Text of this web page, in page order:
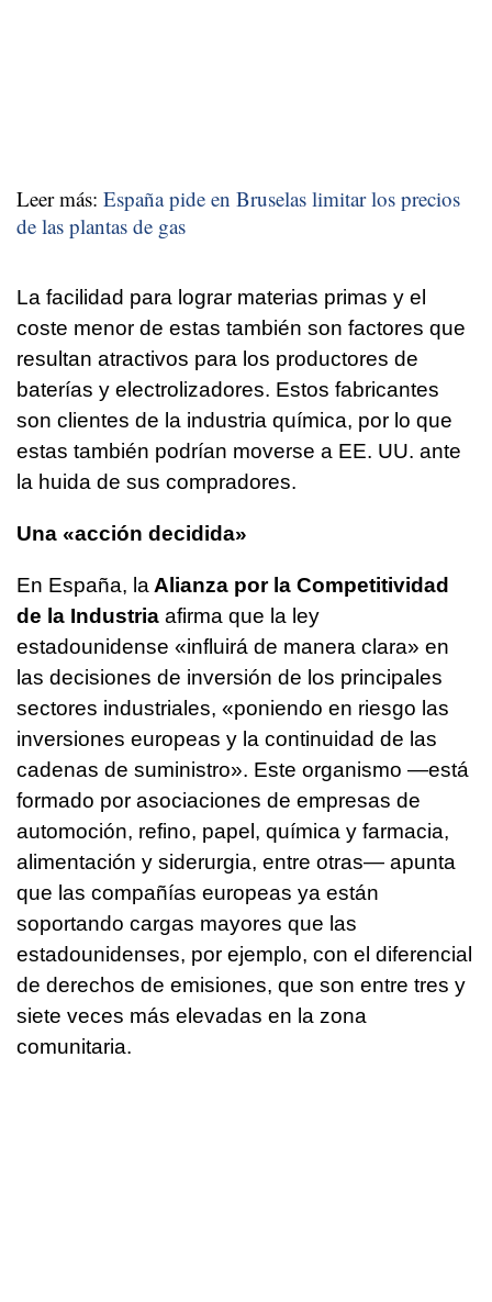
Leer más: España pide en Bruselas limitar los precios
de las plantas de gas
La facilidad para lograr materias primas y el
coste menor de estas también son factores que
resultan atractivos para los productores de
baterías y electrolizadores. Estos fabricantes
son clientes de la industria química, por lo que
estas también podrían moverse a EE. UU. ante
la huida de sus compradores.
Una «acción decidida»
En España, la Alianza por la Competitividad
de la Industria afirma que la ley
estadounidense «influirá de manera clara» en
las decisiones de inversión de los principales
sectores industriales, «poniendo en riesgo las
inversiones europeas y la continuidad de las
cadenas de suministro». Este organismo —está
formado por asociaciones de empresas de
automoción, refino, papel, química y farmacia,
alimentación y siderurgia, entre otras— apunta
que las compañías europeas ya están
soportando cargas mayores que las
estadounidenses, por ejemplo, con el diferencial
de derechos de emisiones, que son entre tres y
siete veces más elevadas en la zona
comunitaria.